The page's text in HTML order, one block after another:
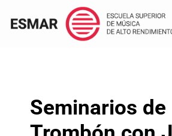
contenido
Seminarios de